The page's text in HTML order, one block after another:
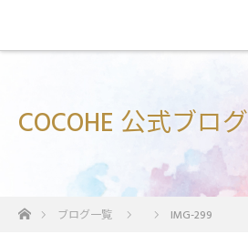
COCOHE 公式ブログ
ホームブログ一覧 IMG-299